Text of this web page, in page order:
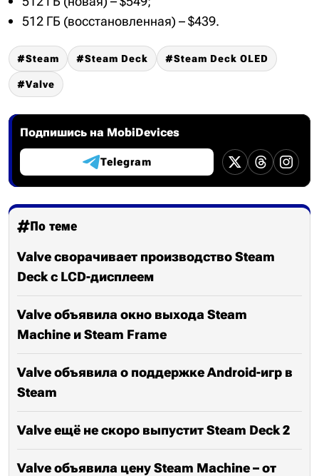
512 ГБ (восстановленная) – $439.
Steam Steam Deck Steam Deck OLED
Valve
Подпишись на MobiDevices
Telegram
По теме
Valve сворачивает производство Steam
Deck с LCD-дисплеем
Valve объявила окно выхода Steam
Machine и Steam Frame
Valve объявила о поддержке Android-игр в
Steam
Valve ещё не скоро выпустит Steam Deck 2
Valve объявила цену Steam Machine – от